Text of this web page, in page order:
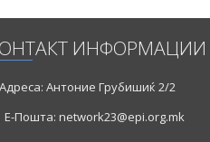
ИНФОРМАЦИИ
Антоние Грубишиќ 2/2
Е-Пошта: network23@epi.org.mk